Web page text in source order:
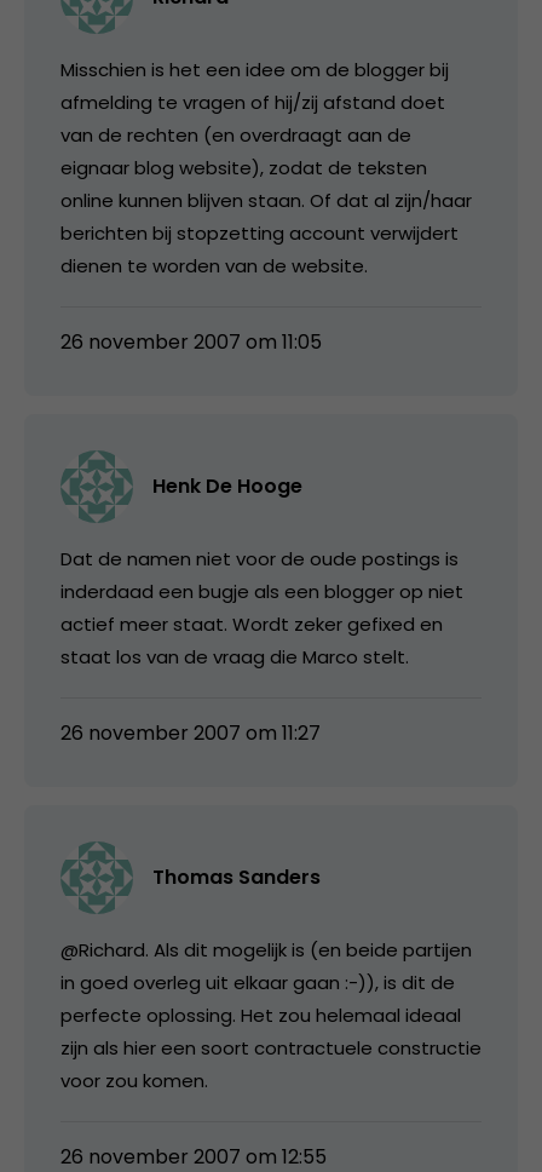
Misschien is het een idee om de blogger bij
afmelding te vragen of hij/zij afstand doet
van de rechten (en overdraagt aan de
eignaar blog website), zodat de teksten
online kunnen blijven staan. Of dat al zijn/haar
berichten bij stopzetting account verwijdert
dienen te worden van de website.
26 november 2007 om 11:05
Henk De Hooge
Dat de namen niet voor de oude postings is
inderdaad een bugje als een blogger op niet
actief meer staat. Wordt zeker gefixed en
staat los van de vraag die Marco stelt.
26 november 2007 om 11:27
Thomas Sanders
@Richard. Als dit mogelijk is (en beide partijen
in goed overleg uit elkaar gaan :-)), is dit de
perfecte oplossing. Het zou helemaal ideaal
zijn als hier een soort contractuele constructie
voor zou komen.
26 november 2007 om 12:55